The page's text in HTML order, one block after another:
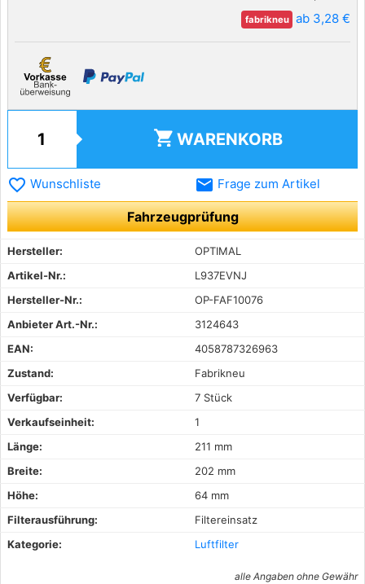
fabrikneu ab 3,28 €
shopping_cart WARENKORB
favorite_border Wunschliste email Frage zum Artikel
Fahrzeugprüfung
Hersteller:
OPTIMAL
Artikel-Nr.:
L937EVNJ
Hersteller-Nr.:
OP-FAF10076
Anbieter Art.-Nr.:
3124643
EAN:
4058787326963
Zustand:
Fabrikneu
Verfügbar:
7 Stück
Verkaufseinheit:
1
Länge:
211 mm
Breite:
202 mm
Höhe:
64 mm
Filterausführung:
Filtereinsatz
Kategorie:
Luftfilter
alle Angaben ohne Gewähr